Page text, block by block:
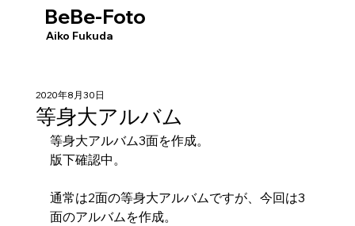
BeBe-Foto
​Aiko Fukuda
等身大アルバム
2020年8月30日
等身大アルバム3面を作成。
版下確認中。
通常は2面の等身大アルバムですが、今回は3
面のアルバムを作成。